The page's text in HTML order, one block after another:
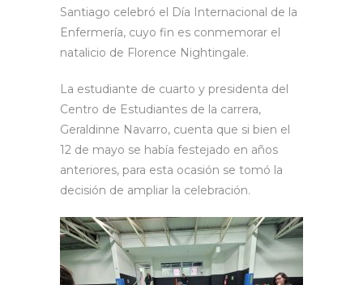
Santiago celebró el Día Internacional de la
Enfermería, cuyo fin es conmemorar el
natalicio de Florence Nightingale.
La estudiante de cuarto y presidenta del
Centro de Estudiantes de la carrera,
Geraldinne Navarro, cuenta que si bien el
12 de mayo se había festejado en años
anteriores, para esta ocasión se tomó la
decisión de ampliar la celebración.